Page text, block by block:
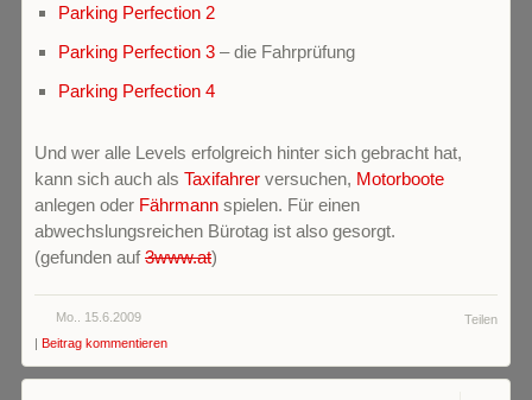
Parking Perfection 2
Parking Perfection 3 – die Fahrprüfung
Parking Perfection 4
Und wer alle Levels erfolgreich hinter sich gebracht hat,
kann sich auch als Taxifahrer versuchen, Motorboote
anlegen oder Fährmann spielen. Für einen
abwechslungsreichen Bürotag ist also gesorgt.
(gefunden auf3www.at)
Teilen
Mo.. 15.6.2009
| Beitrag kommentieren